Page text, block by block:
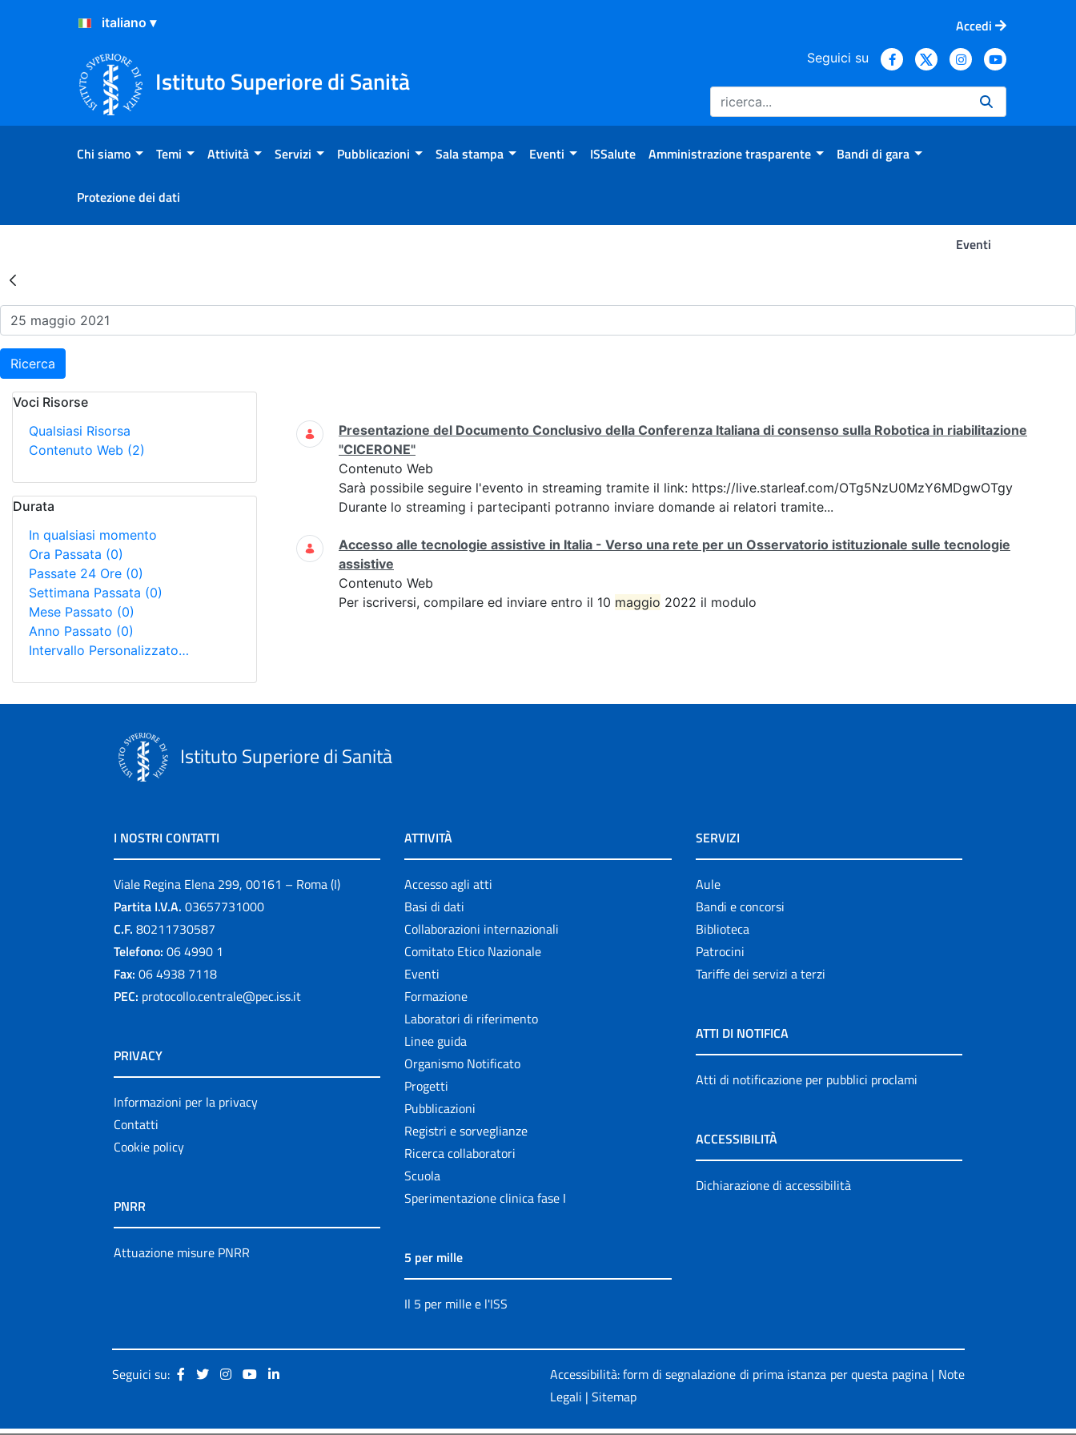
Salta al Contenuto
Salta al Footer
Accedi
Istituto Superiore di Sanità
Seguici su
Chi siamo Temi Attività Servizi Pubblicazioni Sala stampa Eventi ISSalute Amministrazione trasparente Bandi di gara
Protezione dei dati
Eventi
Risultati della Ricerca - Eventi
Ricerca
Voci Risorse
Qualsiasi Risorsa
Contenuto Web (2)
Durata
In qualsiasi momento
Ora Passata (0)
Passate 24 Ore (0)
Settimana Passata (0)
Mese Passato (0)
Anno Passato (0)
Intervallo Personalizzato…
Ricerca
Presentazione del Documento Conclusivo della Conferenza Italiana di consenso sulla Robotica in riabilitazione
"CICERONE"
Contenuto Web
Sarà possibile seguire l'evento in streaming tramite il link: https://live.starleaf.com/OTg5NzU0MzY6MDgwOTgy
Durante lo streaming i partecipanti potranno inviare domande ai relatori tramite...
Accesso alle tecnologie assistive in Italia - Verso una rete per un Osservatorio istituzionale sulle tecnologie
assistive
Contenuto Web
Per iscriversi, compilare ed inviare entro il 10 maggio 2022 il modulo
Istituto Superiore di Sanità
I NOSTRI CONTATTI
Viale Regina Elena 299, 00161 – Roma (I)
Partita I.V.A. 03657731000
C.F. 80211730587
Telefono: 06 4990 1
Fax: 06 4938 7118
PEC: protocollo.centrale@pec.iss.it
PRIVACY
Informazioni per la privacy
Contatti
Cookie policy
PNRR
Attuazione misure PNRR
ATTIVITÀ
Accesso agli atti
Basi di dati
Collaborazioni internazionali
Comitato Etico Nazionale
Eventi
Formazione
Laboratori di riferimento
Linee guida
Organismo Notificato
Progetti
Pubblicazioni
Registri e sorveglianze
Ricerca collaboratori
Scuola
Sperimentazione clinica fase I
5 per mille
Il 5 per mille e l'ISS
SERVIZI
Aule
Bandi e concorsi
Biblioteca
Patrocini
Tariffe dei servizi a terzi
ATTI DI NOTIFICA
Atti di notificazione per pubblici proclami
ACCESSIBILITÀ
Dichiarazione di accessibilità
Seguici su: Accessibilità: form di segnalazione di prima istanza per questa pagina| Note
Legali | Sitemap